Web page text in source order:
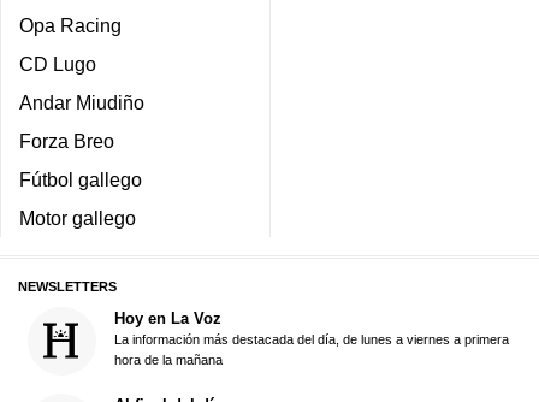
Opa Racing
CD Lugo
Andar Miudiño
Forza Breo
Fútbol gallego
Motor gallego
NEWSLETTERS
Hoy en La Voz
La información más destacada del día, de lunes a viernes a primera
hora de la mañana